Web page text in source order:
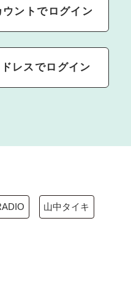
ウントでログイン
レスでログイン
山中タイキ